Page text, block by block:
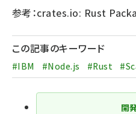
参考：crates.io: Rust
この記事のキーワード
#IBM #Node.js #Rust
開